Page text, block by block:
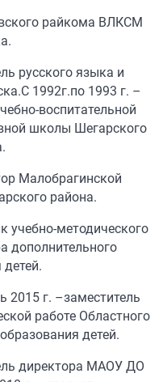
райкома ВЛКСМ
русского языка и
1992г.по 1993 г. –
воспитательной
школы Шегарского
Малобрагинской
района.
учебно-методического
дополнительного
2015 г. –заместитель
работе Областного
детей.
директора МАОУ ДО